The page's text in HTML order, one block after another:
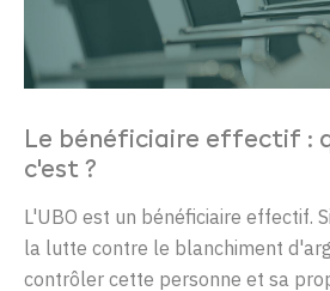
Le bénéficiaire effectif :
c'est ?
L'UBO est un bénéficiaire effectif.
la lutte contre le blanchiment
contrôler cette personne et sa